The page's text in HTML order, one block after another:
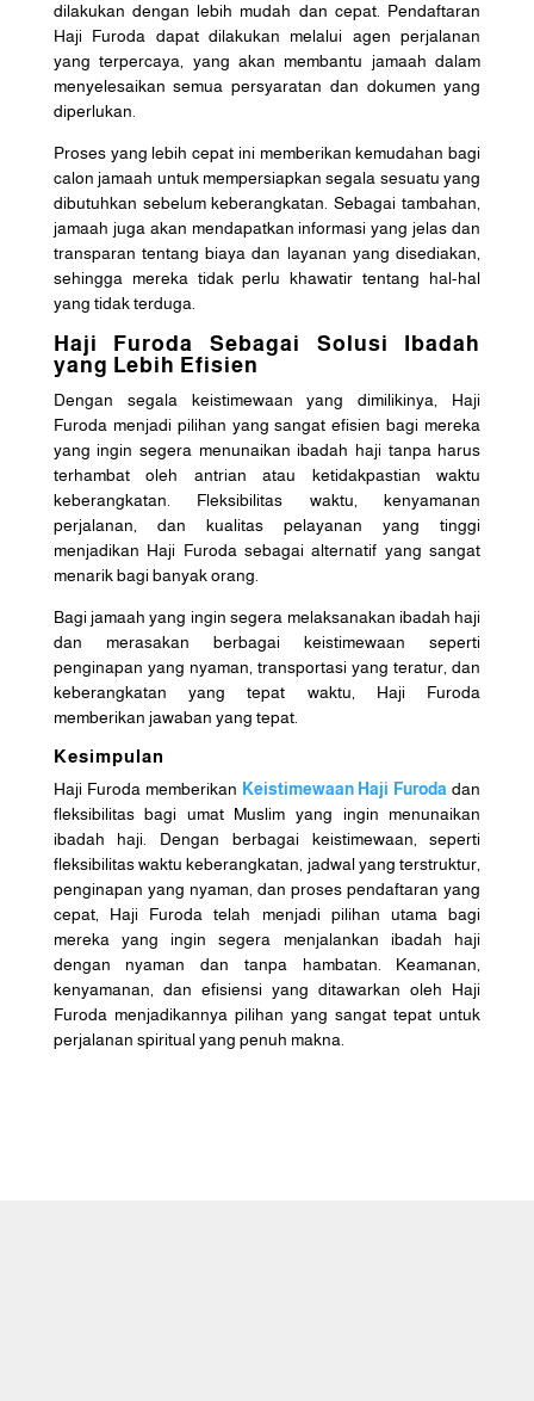
dilakukan dengan lebih mudah dan cepat. Pendaftaran
Haji Furoda dapat dilakukan melalui agen perjalanan
yang terpercaya, yang akan membantu jamaah dalam
menyelesaikan semua persyaratan dan dokumen yang
diperlukan.
Proses yang lebih cepat ini memberikan kemudahan bagi
calon jamaah untuk mempersiapkan segala sesuatu yang
dibutuhkan sebelum keberangkatan. Sebagai tambahan,
jamaah juga akan mendapatkan informasi yang jelas dan
transparan tentang biaya dan layanan yang disediakan,
sehingga mereka tidak perlu khawatir tentang hal-hal
yang tidak terduga.
Haji Furoda Sebagai Solusi Ibadah
yang Lebih Efisien
Dengan segala keistimewaan yang dimilikinya, Haji
Furoda menjadi pilihan yang sangat efisien bagi mereka
yang ingin segera menunaikan ibadah haji tanpa harus
terhambat oleh antrian atau ketidakpastian waktu
keberangkatan. Fleksibilitas waktu, kenyamanan
perjalanan, dan kualitas pelayanan yang tinggi
menjadikan Haji Furoda sebagai alternatif yang sangat
menarik bagi banyak orang.
Bagi jamaah yang ingin segera melaksanakan ibadah haji
dan merasakan berbagai keistimewaan seperti
penginapan yang nyaman, transportasi yang teratur, dan
keberangkatan yang tepat waktu, Haji Furoda
memberikan jawaban yang tepat.
Kesimpulan
Haji Furoda memberikan Keistimewaan Haji Furoda dan
fleksibilitas bagi umat Muslim yang ingin menunaikan
ibadah haji. Dengan berbagai keistimewaan, seperti
fleksibilitas waktu keberangkatan, jadwal yang terstruktur,
penginapan yang nyaman, dan proses pendaftaran yang
cepat, Haji Furoda telah menjadi pilihan utama bagi
mereka yang ingin segera menjalankan ibadah haji
dengan nyaman dan tanpa hambatan. Keamanan,
kenyamanan, dan efisiensi yang ditawarkan oleh Haji
Furoda menjadikannya pilihan yang sangat tepat untuk
perjalanan spiritual yang penuh makna.